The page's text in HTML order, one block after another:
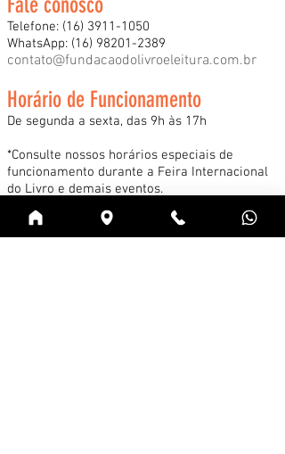
Telefone: (16) 3911-1050
WhatsApp: (16) 98201-2389
contato@fundacaodolivroeleitura.com.br
Horário de Funcionamento
De segunda a sexta, das 9h às 17h
*Consulte nossos horários especiais de
funcionamento durante a Feira Internacional
do Livro e demais eventos.